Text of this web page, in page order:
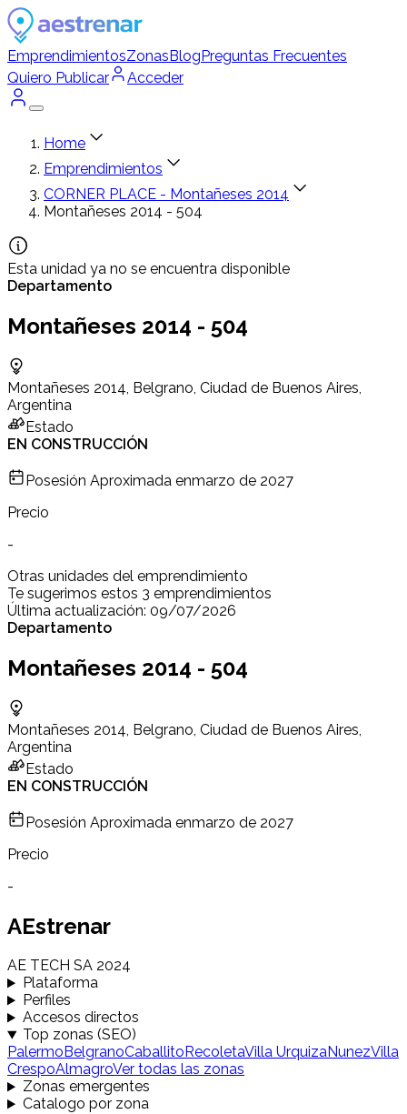
EmprendimientosZonasBlogPreguntas Frecuentes
Quiero Publicar
Acceder
Home
Emprendimientos
CORNER PLACE - Montañeses 2014
Montañeses 2014 - 504
Esta unidad ya no se encuentra disponible
Departamento
Montañeses 2014 - 504
Montañeses 2014, Belgrano, Ciudad de Buenos Aires,
Argentina
Estado
EN CONSTRUCCIÓN
Posesión Aproximada enmarzo de 2027
Precio
-
Otras unidades del emprendimiento
Te sugerimos estos 3 emprendimientos
Última actualización: 09/07/2026
Departamento
Montañeses 2014 - 504
Montañeses 2014, Belgrano, Ciudad de Buenos Aires,
Argentina
Estado
EN CONSTRUCCIÓN
Posesión Aproximada enmarzo de 2027
Precio
-
AEstrenar
AE TECH SA 2024
Plataforma
Perfiles
Accesos directos
Top zonas (SEO)
Palermo BelgranoCaballito RecoletaVilla UrquizaNunezVilla
CrespoAlmagroVer todas las zonas
Zonas emergentes
Catalogo por zona